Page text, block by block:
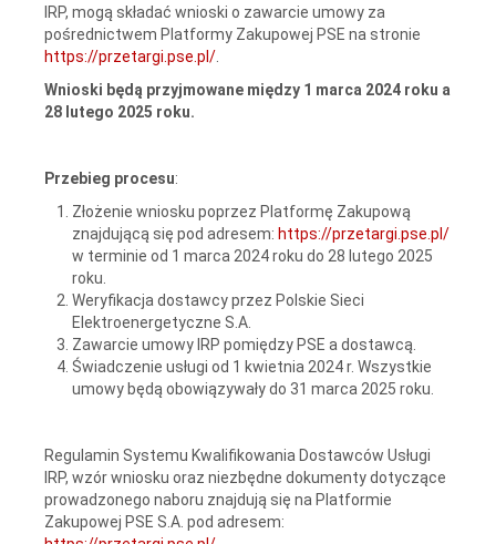
IRP, mogą składać wnioski o zawarcie umowy za
pośrednictwem Platformy Zakupowej PSE na stronie
https://przetargi.pse.pl/
Wnioski będą przyjmowane między 1 marca 2024 roku a
28 lutego 2025 roku.
Przebieg procesu:
Złożenie wniosku poprzez Platformę Zakupową
znajdującą się pod adresem: https://przetargi.pse.pl/
w terminie od 1 marca 2024 roku do 28 lutego 2025
roku.
Weryfikacja dostawcy przez Polskie Sieci
Elektroenergetyczne S.A.
Zawarcie umowy IRP pomiędzy PSE a dostawcą.
Świadczenie usługi od 1 kwietnia 2024 r. Wszystkie
umowy będą obowiązywały do 31 marca 2025 roku.
Regulamin Systemu Kwalifikowania Dostawców Usługi
IRP, wzór wniosku oraz niezbędne dokumenty dotyczące
prowadzonego naboru znajdują się na Platformie
Zakupowej PSE S.A. pod adresem: